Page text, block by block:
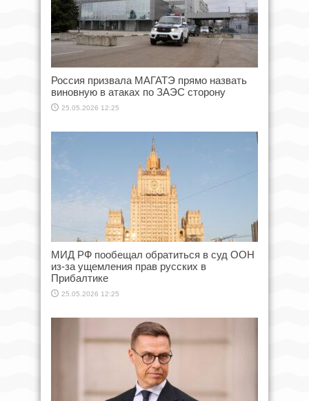
Россия призвала МАГАТЭ прямо назвать
виновную в атаках по ЗАЭС сторону
25.05.2026 12:25
МИД РФ пообещал обратиться в суд ООН
из-за ущемления прав русских в
Прибалтике
25.05.2026 12:25